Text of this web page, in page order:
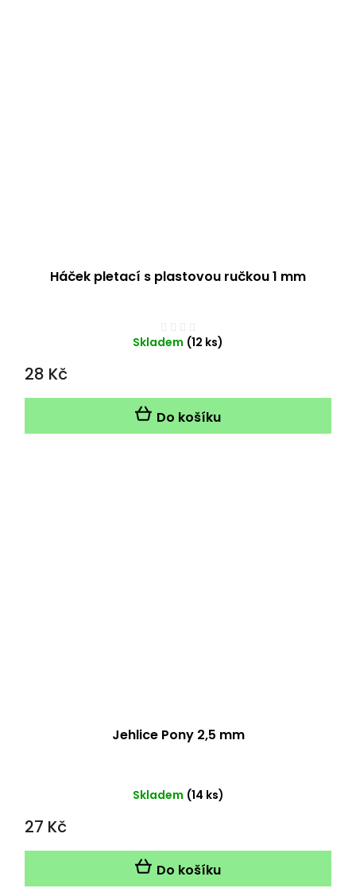
Háček pletací s plastovou ručkou 1 mm
hodnocení
z
5
hvězdiček.
Skladem (12 ks)
28 Kč
Do košíku
Jehlice Pony 2,5 mm
Skladem (14 ks)
27 Kč
Do košíku